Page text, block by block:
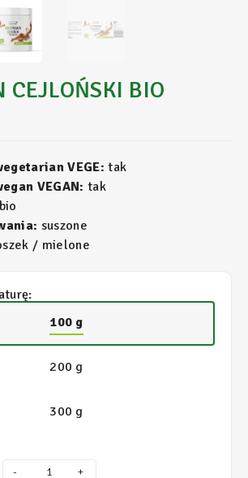
CEJLOŃSKI BIO
VEGE: tak
VEGAN: tak
bio
suszone
/ mielone
100 g
200 g
300 g
- +